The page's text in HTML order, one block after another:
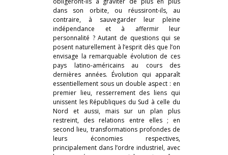
dans son orbite, ou réussiront-ils, au
contraire, à sauvegarder leur pleine
indépendance et à affermir leur
personnalité ? Autant de questions qui se
posent naturellement à l’esprit dès que l’on
envisage la remarquable évolution de ces
pays latino-américains au cours des
dernières années. Évolution qui apparaît
essentiellement sous un double aspect : en
premier lieu, resserrement des liens qui
unissent les Républiques du Sud à celle du
Nord et aussi, mais sur un plan plus
restreint, des relations entre elles ; en
second lieu, transformations profondes de
leurs économies respectives,
principalement dans l’ordre industriel, avec